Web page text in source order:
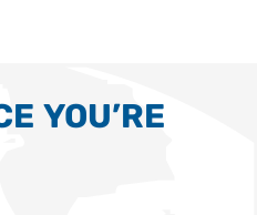
YOU’RE